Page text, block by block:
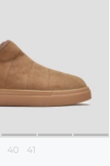
40 41